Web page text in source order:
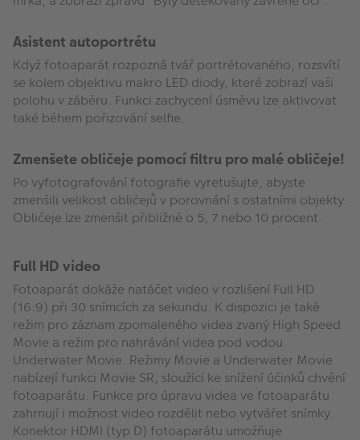
Asistent autoportrétu
Když fotoaparát rozpozná tvář portrétovaného, rozsvítí
se kolem objektivu makro LED diody, které zobrazí vaši
polohu v záběru. Funkci zachycení úsměvu lze aktivovat
také během pořizování selfie.
Zmenšete obličeje pomocí filtru pro malé obličeje!
Po vyfotografování fotografie vyretušujte, abyste
zmenšili velikost obličejů v porovnání s ostatními objekty.
Obličeje lze zmenšit přibližně o 5, 7 nebo 10 procent.
Full HD video
Fotoaparát dokáže natáčet video v rozlišení Full HD
(16:9) při 30 snímcích za sekundu. K dispozici je také
režim pro záznam zpomaleného videa zvaný High Speed
Movie a režim pro nahrávání videa pod vodou
Underwater Movie. Režimy Movie a Underwater Movie
nabízejí funkci Movie SR, sloužící ke snížení účinků chvění
fotoaparátu. Funkce pro úpravu videa ve fotoaparátu
zahrnují i možnost video rozdělit nebo vytvářet snímky.
Konektor HDMI (typ D) fotoaparátu umožňuje